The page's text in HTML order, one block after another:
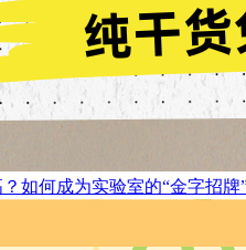
如何成为实验室的“金字招牌